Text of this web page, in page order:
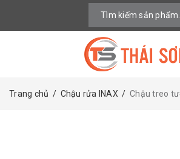
Trang chủ / Chậu rửa INAX / Chậu treo